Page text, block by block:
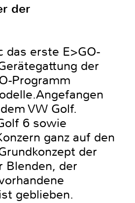
der
das erste E>GO-
der
Programm
VW Golf.
6 sowie
ganz auf den
der
Blenden, der
geblieben.